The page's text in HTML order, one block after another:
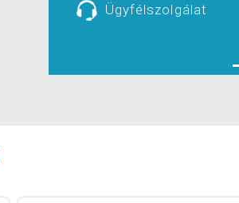
Ügyfélszolgálat